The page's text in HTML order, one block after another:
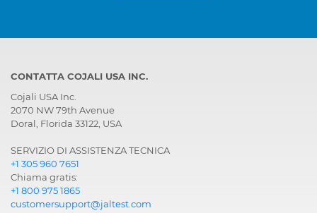
CONTATTA COJALI USA INC.
Cojali USA Inc.
2070 NW 79th Avenue
Doral, Florida 33122, USA
SERVIZIO DI ASSISTENZA TECNICA
+1 305 960 7651
Chiama gratis:
+1 800 975 1865
customersupport@jaltest.com